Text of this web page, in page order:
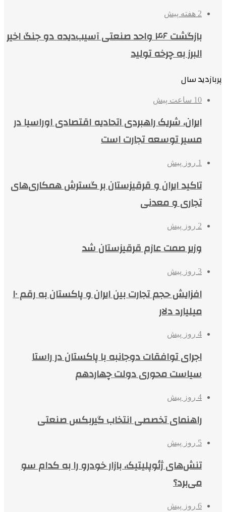
2 هفته پیش
بازگشت ۴۶ واحد صنعتی آسیب‌دیده دو جنگ اخیر
البرز به چرخه تولید
پربازدید سال
10 ساعت پیش
ایران، شریک راهبردی اتحادیه اقتصادی اوراسیا در
مسیر توسعه تجارت است
1 روز پیش
تاکید ایران و قرقیزستان بر گسترش همکاری‌های
تجاری و معدنی
2 روز پیش
وزیر صمت عازم قرقیزستان شد
3 روز پیش
افزایش حجم تجارت بین ایران و پاکستان به رقم ۱۰
میلیارد دلار
4 روز پیش
اجرای توافقات دوجانبه با پاکستان در راستا
سیاست محوری دولت چهاردهم
4 روز پیش
راهنمای تخصصی انتخاب گیربکس صنعتی
5 روز پیش
تنش‌های ژئوپلیتیک، بازار خودرو را به کدام سو
می‌برد؟
6 روز پیش